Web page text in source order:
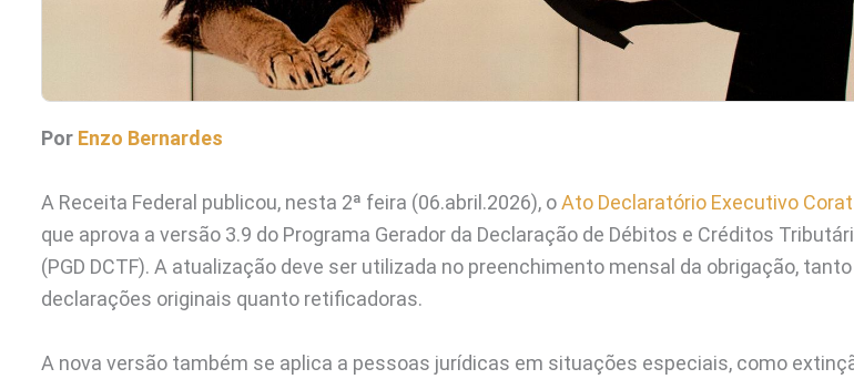
Por Enzo Bernardes
A Receita Federal publicou, nesta 2ª feira (06.abril.2026), oAto Declaratório Executivo
que aprova a versão 3.9 do Programa Gerador da Declaração de Débitos e Créditos
(PGD DCTF). A atualização deve ser utilizada no preenchimento mensal da obrigação,
declarações originais quanto retificadoras.
A nova versão também se aplica a pessoas jurídicas em situações especiais, como